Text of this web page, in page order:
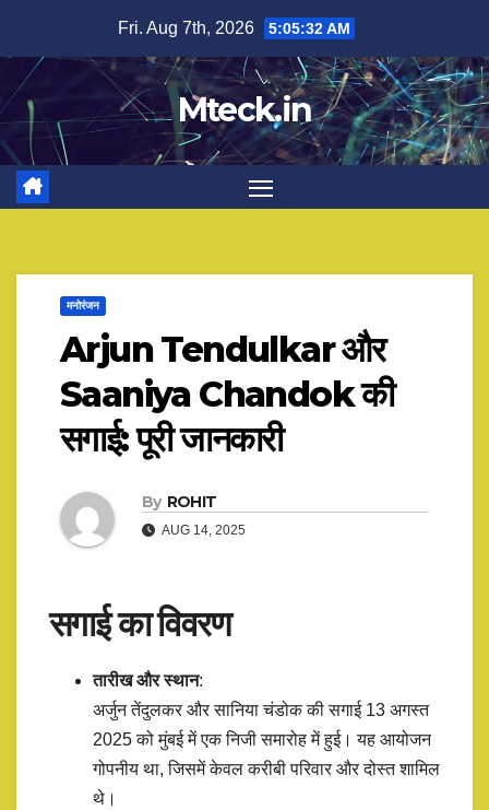
content
Fri. Aug 7th, 2026 5:05:32 AM
Mteck.in
मनोरंजन
Arjun Tendulkar और
Saaniya Chandok की
सगाई: पूरी जानकारी
By ROHIT
AUG 14, 2025
सगाई का विवरण
तारीख और स्थान:
अर्जुन तेंदुलकर और सानिया चंडोक की सगाई 13 अगस्त
2025 को मुंबई में एक निजी समारोह में हुई। यह आयोजन
गोपनीय था, जिसमें केवल करीबी परिवार और दोस्त शामिल
थे।